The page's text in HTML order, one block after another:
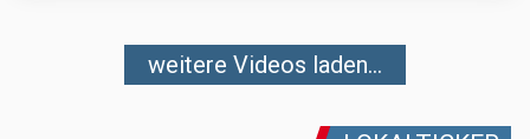
weitere Videos laden...